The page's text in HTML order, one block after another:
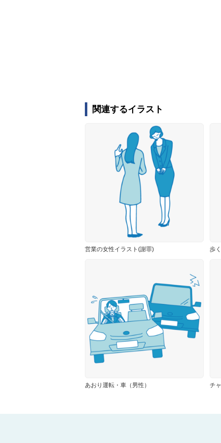
関連するイラスト
営業の女性イラスト(謝罪) 歩
あおり運転・車（男性） チ